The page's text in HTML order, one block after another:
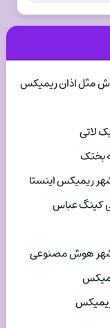
مثل اذان ریمیکس
لاتی
بختک
ریمیکس اینستا
کینگ عباس
شهر هوش مصنوعی
ریمیکس